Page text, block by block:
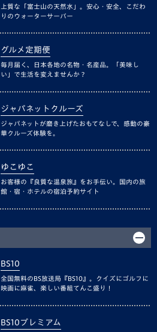
上質な「富士山の天然水」。安心・安全、こだわ
りのウォーターサーバー
グルメ定期便
毎月届く、日本各地の名物・名産品。「美味し
い」で生活を変えませんか？
ジャパネットクルーズ
ジャパネットが磨き上げたおもてなしで、感動の豪
華クルーズ体験を。
ゆこゆこ
お客様の『良質な温泉旅』をお手伝い。国内の旅
館・宿・ホテルの宿泊予約サイト
BS10
全国無料のBS放送局『BS10』。クイズにゴルフに
映画に麻雀、楽しい番組てんこ盛り！
BS10プレミアム